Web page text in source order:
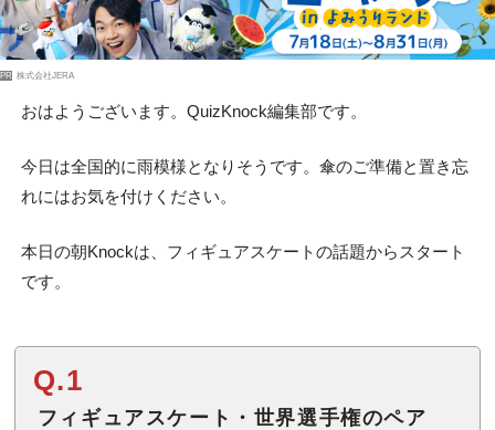
PR 株式会社JERA
おはようございます。QuizKnock編集部です。
今日は全国的に雨模様となりそうです。傘のご準備と置き忘
れにはお気を付けください。
本日の朝Knockは、フィギュアスケートの話題からスタート
です。
Q.1
フィギュアスケート・世界選手権のペア